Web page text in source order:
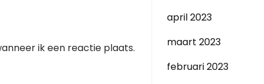
ik een reactie plaats.
april 2023
maart 2023
februari 2023